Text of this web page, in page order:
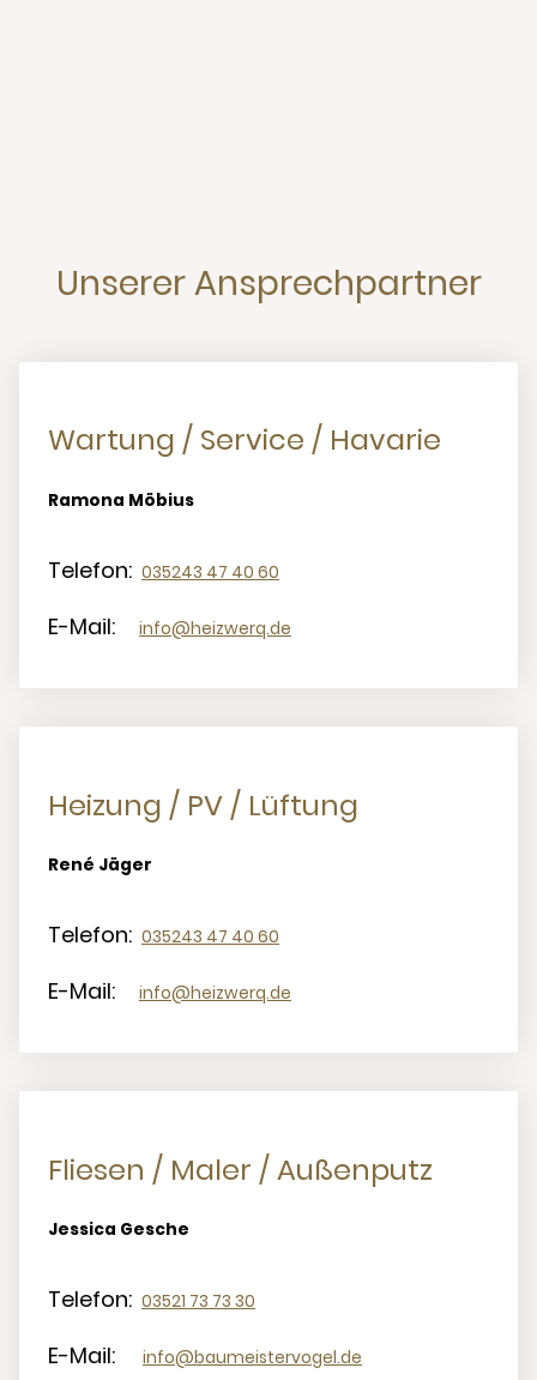
Unserer Ansprechpartner
Wartung / Service / Havarie
Ramona Möbius
Telefon: 035243 47 40 60
E-Mail: info@heizwerq.de
Heizung / PV / Lüftung
René Jäger
Telefon: 035243 47 40 60
E-Mail: info@heizwerq.de
Fliesen / Maler / Außenputz
Jessica Gesche
Telefon: 03521 73 73 30
E-Mail: info@baumeistervogel.de